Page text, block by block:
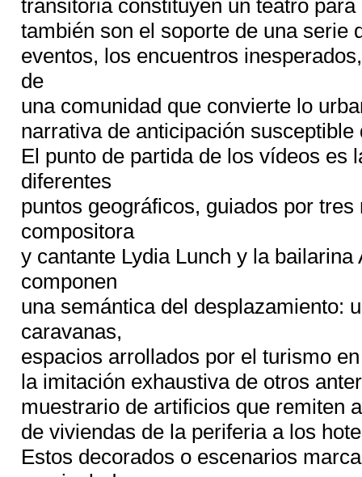
transitoria constituyen un teatro
también son el soporte de una serie
eventos, los encuentros
de
una comunidad que convierte lo
narrativa de anticipación
El punto de partida de los vídeos es
diferentes
puntos geográficos, guiados por
compositora
y cantante Lydia Lunch y la
componen
una semántica del desplazamiento:
caravanas,
espacios arrollados por el turismo
la imitación exhaustiva de otros
muestrario de artificios que remiten
de viviendas de la periferia a los
Estos decorados o escenarios